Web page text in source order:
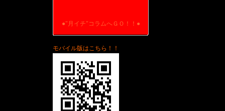
●"月イチ"コラムへＧＯ！！●
モバイル版はこちら！！